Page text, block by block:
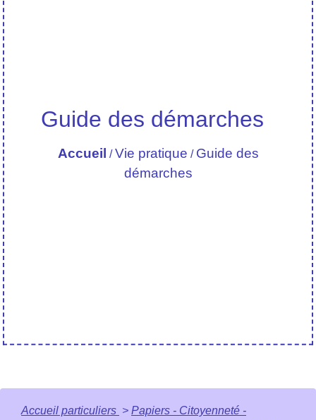
Guide des démarches
Accueil /Vie pratique / Guide des
démarches
Accueil particuliers > Papiers - Citoyenneté -